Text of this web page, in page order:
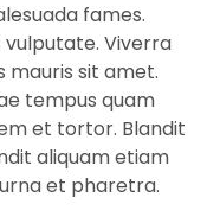
fames.
vulputate. Viverra
mauris sit amet.
tempus quam
et tortor. Blandit
aliquam etiam
et pharetra.